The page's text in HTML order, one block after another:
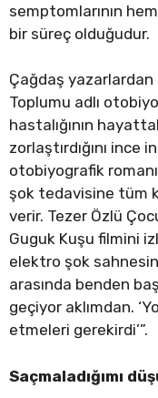
semptomlarının
bir süreç olduğudur.
Çağdaş
Toplumu adlı
hastalığının
zorlaştırdığını ince
otobiyografik romanı
şok tedavisine tüm
verir. Tezer Özlü
Guguk Kuşu filmini
elektro şok
arasında benden
geçiyor aklımdan.
etmeleri gerekirdi’”.
Saçmaladığımı